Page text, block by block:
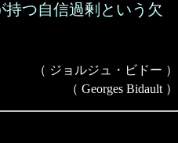
つ自信過剰という欠
（ ジョルジュ・ビドー ）
（ Georges Bidault ）